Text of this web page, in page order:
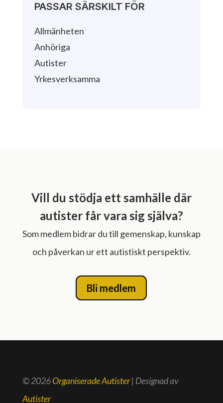
PASSAR SÄRSKILT FÖR
Allmänheten
Anhöriga
Autister
Yrkesverksamma
Vill du stödja ett samhälle där
autister får vara sig själva?
Som medlem bidrar du till gemenskap, kunskap
och påverkan ur ett autistiskt perspektiv.
Bli medlem
© 2026Organiserade Autister| Designad av
Autister